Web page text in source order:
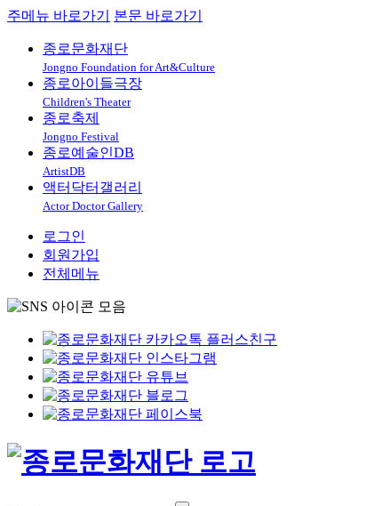
주메뉴 바로가기 본문 바로가기
종로문화재단
Jongno Foundation for Art&Culture
종로아이들극장
Children's Theater
종로축제
Jongno Festival
종로예술인DB
ArtistDB
액터닥터갤러리
Actor Doctor Gallery
로그인
회원가입
전체메뉴